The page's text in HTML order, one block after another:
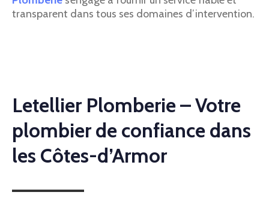
transparent dans tous ses domaines d’intervention.
Letellier Plomberie – Votre
plombier de confiance dans
les Côtes-d’Armor